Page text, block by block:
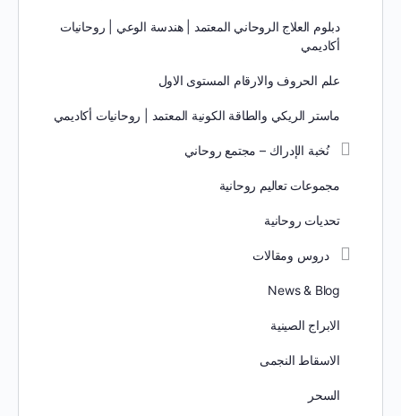
دبلوم العلاج الروحاني المعتمد | هندسة الوعي | روحانيات
أكاديمي
علم الحروف والارقام المستوى الاول
ماستر الريكي والطاقة الكونية المعتمد | روحانيات أكاديمي
نُخبة الإدراك – مجتمع روحاني
مجموعات تعاليم روحانية
تحديات روحانية
دروس ومقالات
News & Blog
الابراج الصينية
الاسقاط النجمى
السحر